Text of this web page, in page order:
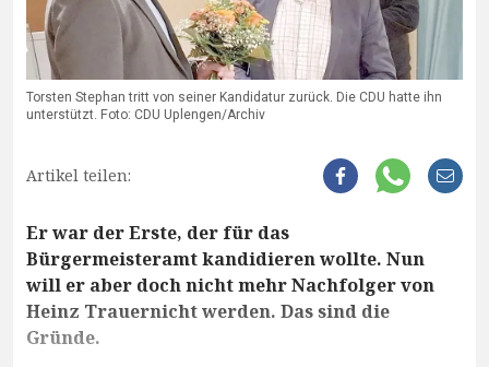
Torsten Stephan tritt von seiner Kandidatur zurück. Die CDU hatte ihn
unterstützt. Foto: CDU Uplengen/Archiv
Artikel teilen:
Er war der Erste, der für das
Bürgermeisteramt kandidieren wollte. Nun
will er aber doch nicht mehr Nachfolger von
Heinz Trauernicht werden. Das sind die
Gründe.